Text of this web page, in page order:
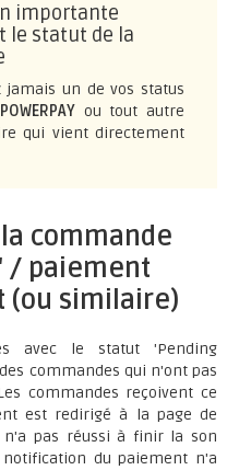
importante
le statut de la
jamais un de vos status
ou tout autre
qui vient directement
commande
/ paiement
(ou similaire)
avec le statut 'Pending
des commandes qui n'ont pas
commandes reçoivent ce
est redirigé à la page de
n'a pas réussi à finir la son
du paiement n'a